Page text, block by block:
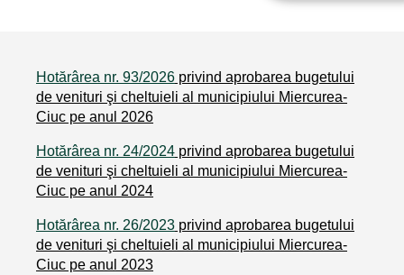
Hotărârea nr. 93/2026 privind aprobarea bugetului
de venituri şi cheltuieli al municipiului Miercurea-
Ciuc pe anul 2026
Hotărârea nr. 24/2024 privind aprobarea bugetului
de venituri şi cheltuieli al municipiului Miercurea-
Ciuc pe anul 2024
Hotărârea nr. 26/2023 privind aprobarea bugetului
de venituri şi cheltuieli al municipiului Miercurea-
Ciuc pe anul 2023